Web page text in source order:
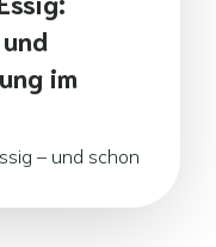
im
– und schon